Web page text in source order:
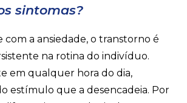
sintomas?
com a ansiedade, o transtorno é
na rotina do indivíduo.
em qualquer hora do dia,
estímulo que a desencadeia. Por